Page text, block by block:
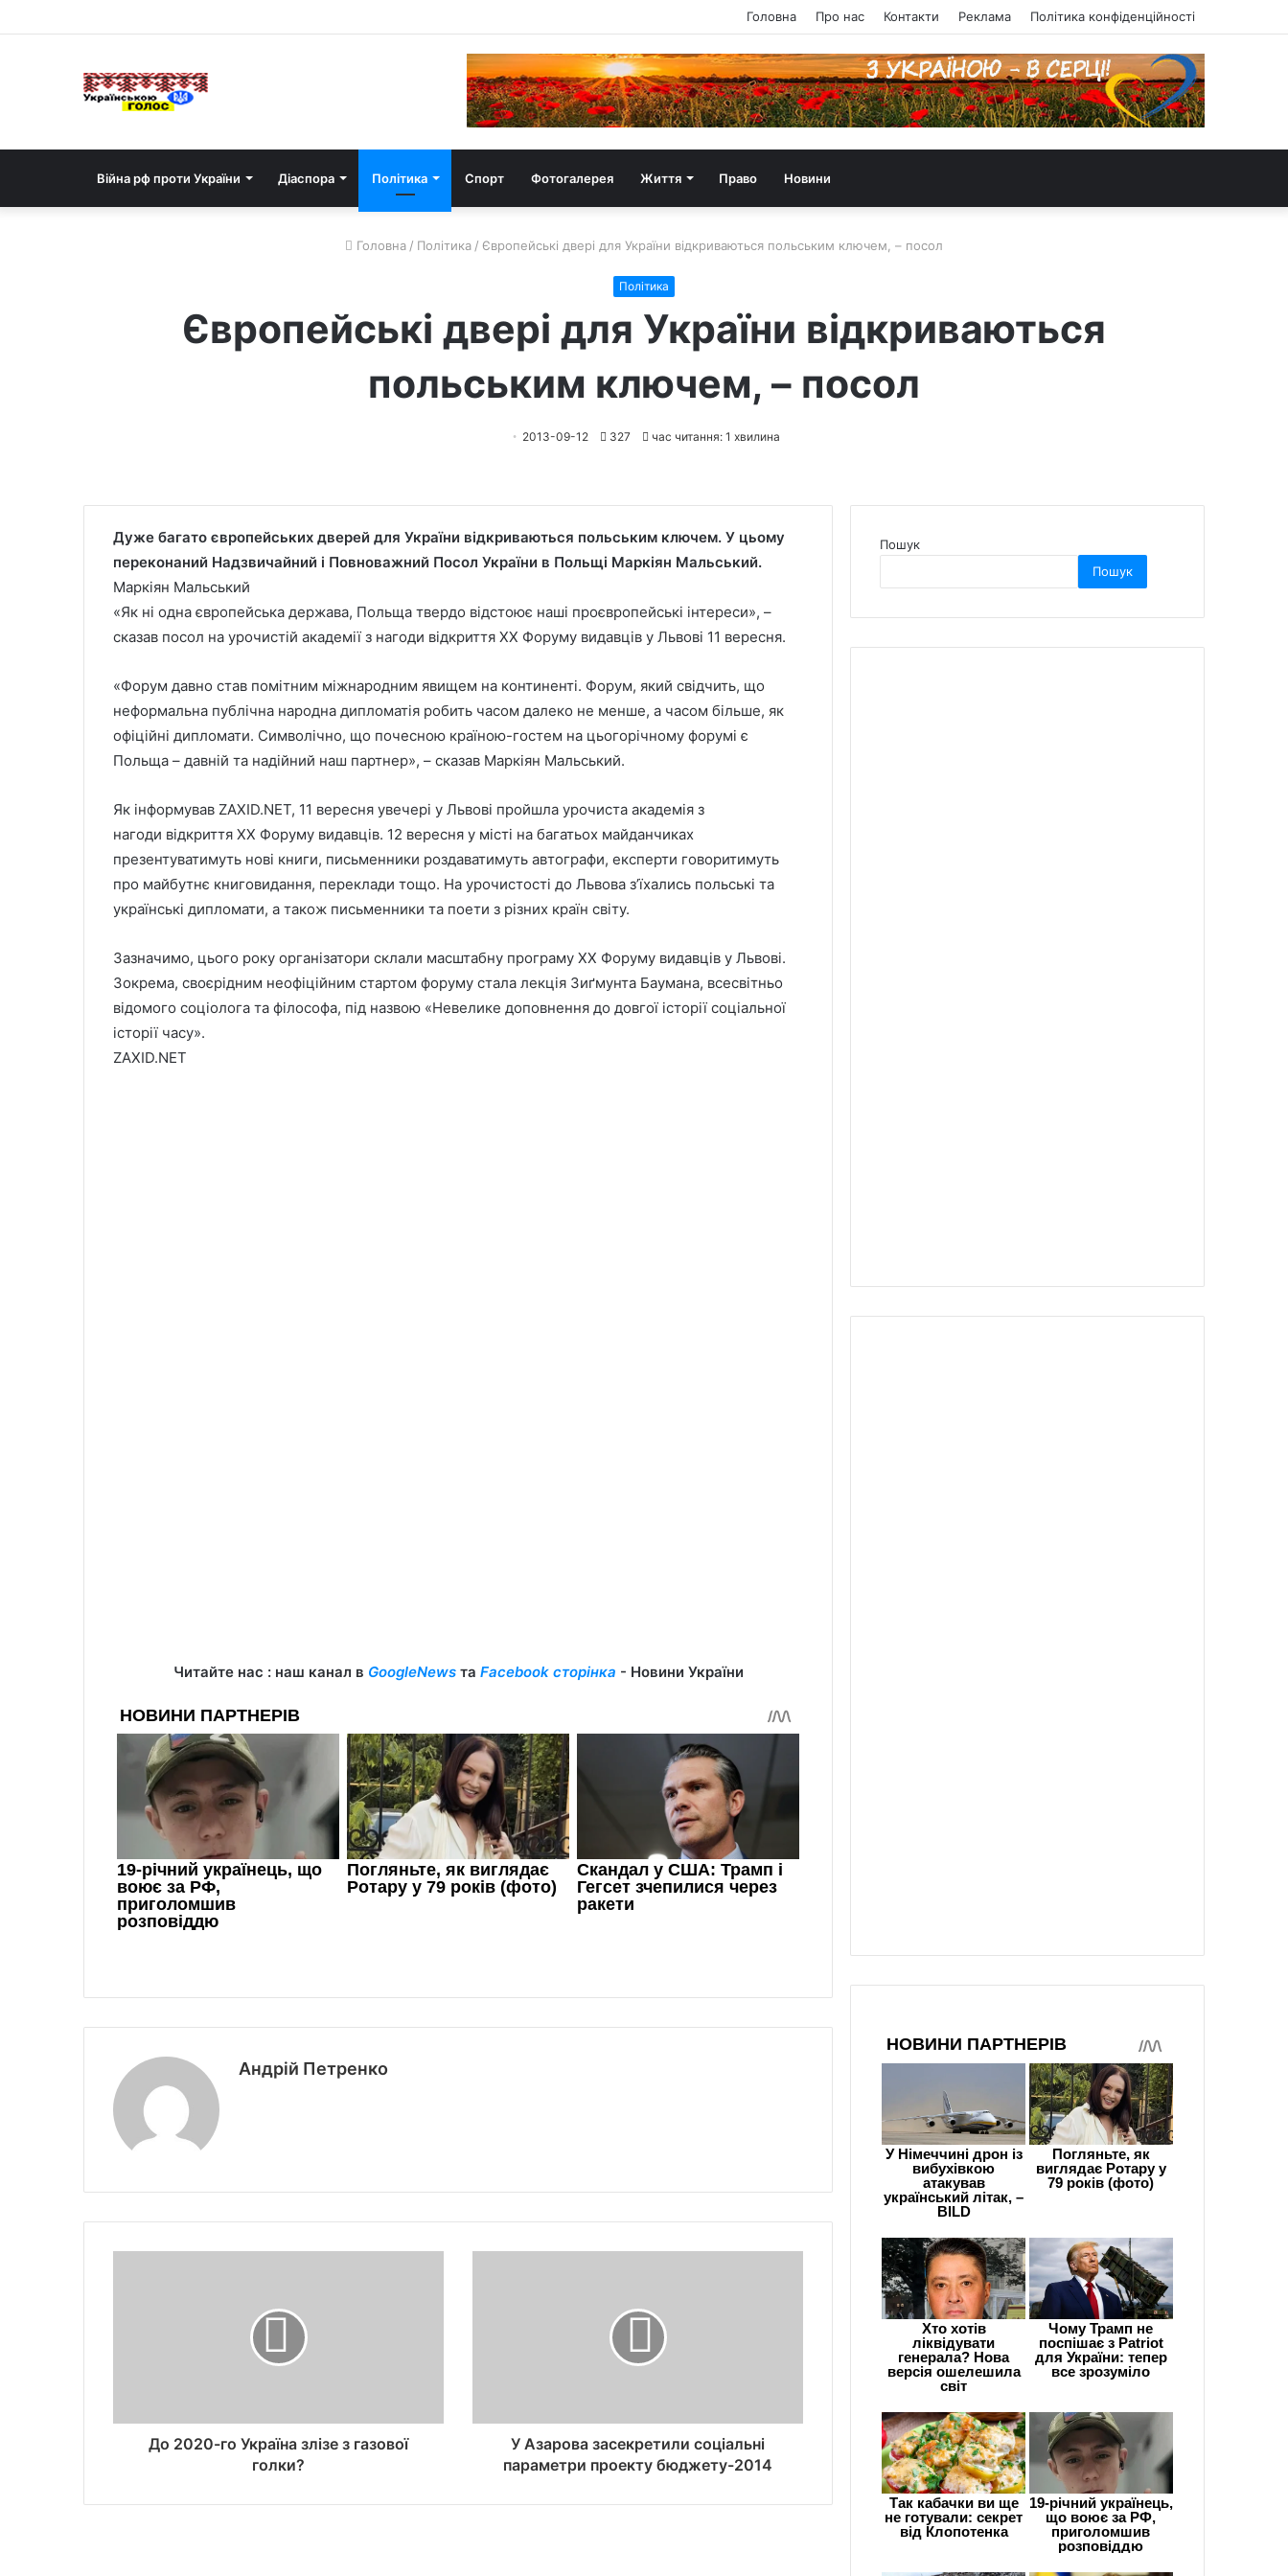
Головна Про нас Контакти Реклама Політика конфіденційності
Війна рф проти України Діаспора Політика Спорт Фотогалерея Життя Право Новини
Головна / Політика / Європейські двері для України відкриваються польським ключем, – посол
Політика
Європейські двері для України відкриваються
польським ключем, – посол
2013-09-12 327 час читання: 1 хвилина
Дуже багато європейських дверей для України відкриваються польським ключем. У цьому
переконаний Надзвичайний і Повноважний Посол України в Польщі Маркіян Мальський.
Маркіян Мальський
«Як ні одна європейська держава, Польща твердо відстоює наші проєвропейські інтереси», –
сказав посол на урочистій академії з нагоди відкриття ХХ Форуму видавців у Львові 11 вересня.
«Форум давно став помітним міжнародним явищем на континенті. Форум, який свідчить, що
неформальна публічна народна дипломатія робить часом далеко не менше, а часом більше, як
офіційні дипломати. Символічно, що почесною країною-гостем на цьогорічному форумі є
Польща – давній та надійний наш партнер», – сказав Маркіян Мальський.
Як інформував ZAXID.NET, 11 вересня увечері у Львові пройшла урочиста академія з
нагоди відкриття ХХ Форуму видавців. 12 вересня у місті на багатьох майданчиках
презентуватимуть нові книги, письменники роздаватимуть автографи, експерти говоритимуть
про майбутнє книговидання, переклади тощо. На урочистості до Львова з’їхались польські та
українські дипломати, а також письменники та поети з різних країн світу.
Зазначимо, цього року організатори склали масштабну програму ХХ Форуму видавців у Львові.
Зокрема, своєрідним неофіційним стартом форуму стала лекція Зиґмунта Баумана, всесвітньо
відомого соціолога та філософа, під назвою «Невелике доповнення до довгої історії соціальної
історії часу».
ZAXID.NET
Читайте нас : наш канал в GoogleNewsта Facebook сторінка - Новини України
Андрій Петренко
До 2020-го Україна злізе з газової
голки?
У Азарова засекретили соціальні
параметри проекту бюджету-2014
Пошук
Пошук